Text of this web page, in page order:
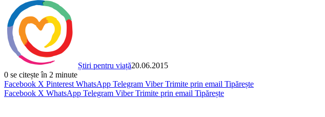
Știri pentru viață20.06.2015
0 se citește în 2 minute
Facebook X Pinterest WhatsApp Telegram Viber Trimite prin email Tipărește
Facebook X WhatsApp Telegram Viber Trimite prin email Tipărește